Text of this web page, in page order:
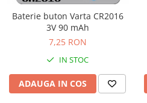
Standuri PC si suporturi
ergonomice
Suporturi si huse telefoane &
Ergnonomice
Baterie buton Varta CR2016
3V 90 mAh
7,25 RON
IN STOC
ADAUGA IN COS